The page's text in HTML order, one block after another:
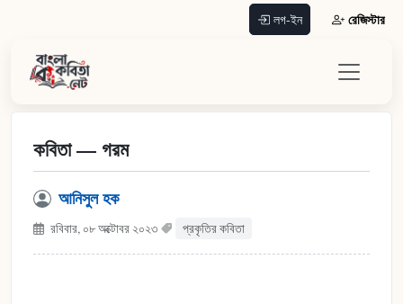
লগ-ইন রেজিস্টার
কবিতা — গরম
আনিসুল হক
রবিবার, ০৮ অক্টোবর ২০২৩ প্রকৃতির কবিতা